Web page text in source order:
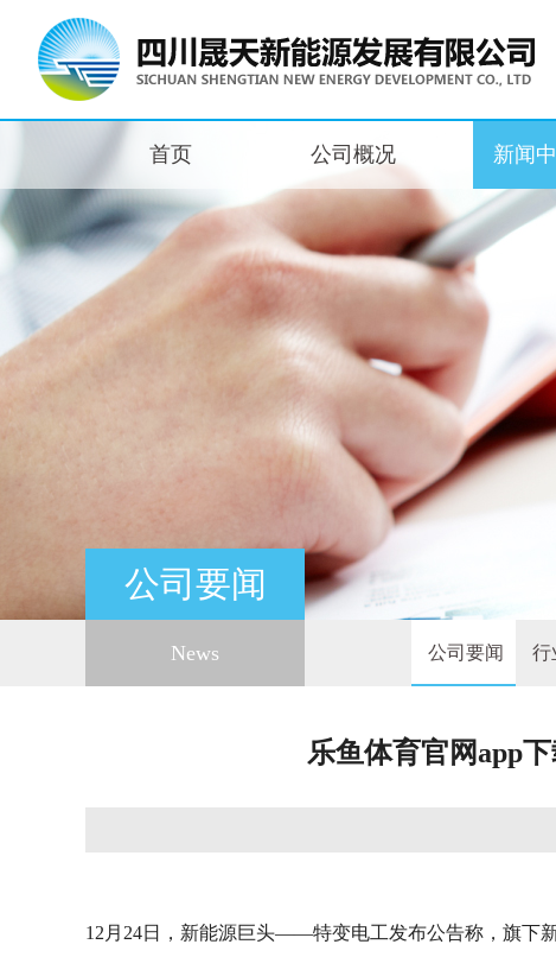
首页 公司概况 新闻
公司要闻
News 公司要闻 行
乐鱼体育官网app
12月24日，新能源巨头——特变电工发布公告称，旗下